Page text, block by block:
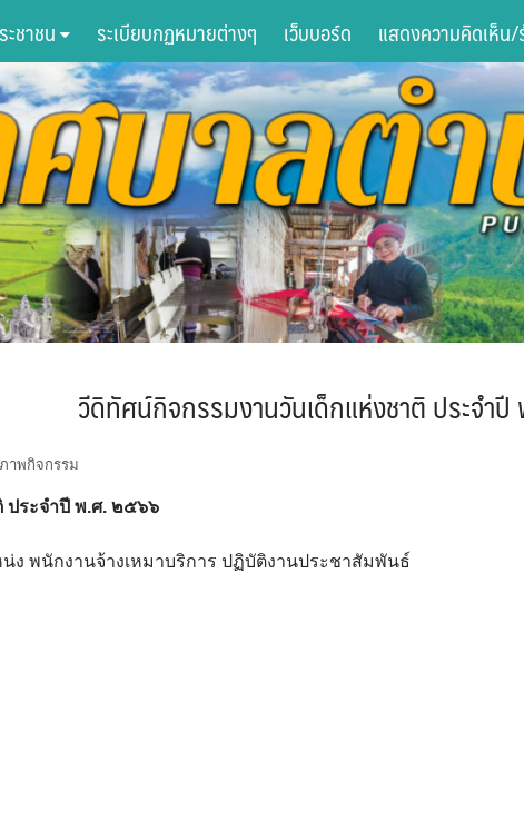
ชาชน ระเบียบกฏหมายต่างๆ เว็บบอร์ด แสดงความคิดเห็น
วีดิทัศน์กิจกรรมงานวันเด็กแห่งชาติ ประจำ
ภาพกิจกรรม
ประจำปี พ.ศ. ๒๕๖๖
ง พนักงานจ้างเหมาบริการ ปฏิบัติงานประชาสัมพันธ์